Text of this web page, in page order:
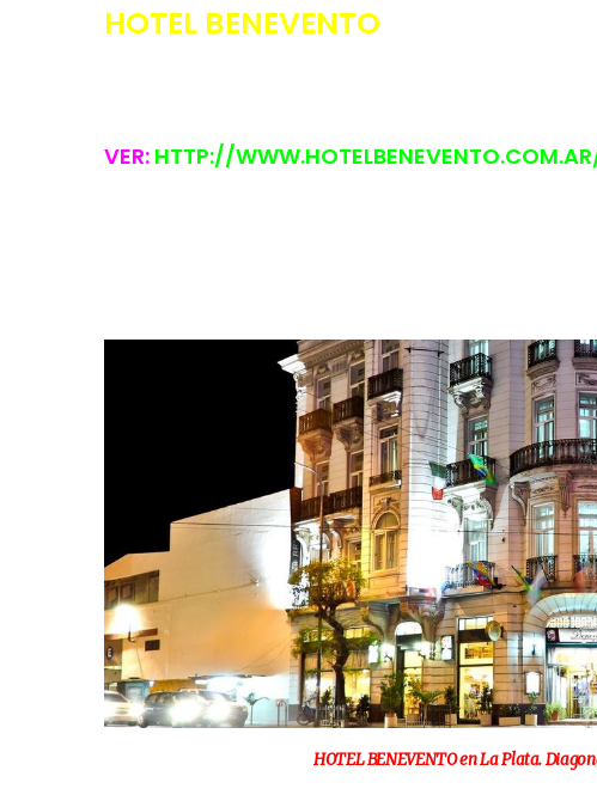
HOTEL BENEVENTO
VER: HTTP://
HOTEL BENEVENTO en La Plata.